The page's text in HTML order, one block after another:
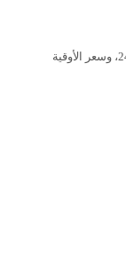
سعر الذهب بعياراته المختلفة، سواء 18 أو 21 أو 24، وسعر الأوقية